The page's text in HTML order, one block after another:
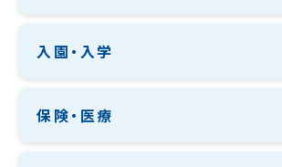
入園・入学
保険・医療